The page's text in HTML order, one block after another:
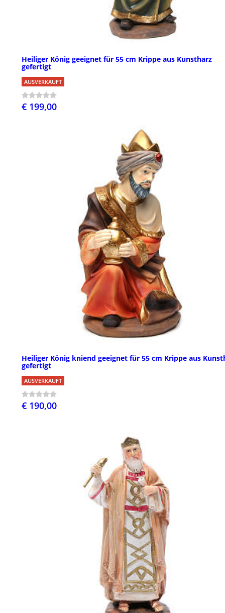
Heiliger König geeignet für 55 cm Krippe aus Kunstharz
gefertigt
AUSVERKAUFT
€ 199,00
Heiliger König kniend geeignet für 55 cm Krippe aus
gefertigt
AUSVERKAUFT
€ 190,00